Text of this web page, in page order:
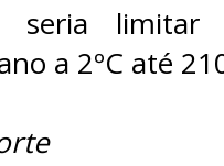
seria
a 2ºC até